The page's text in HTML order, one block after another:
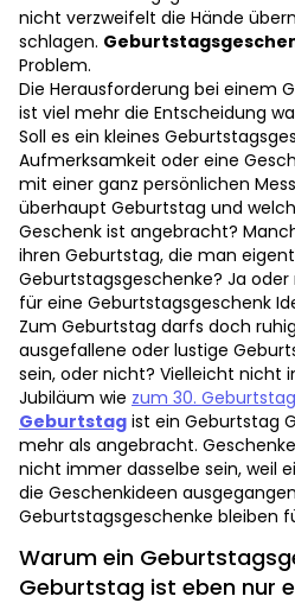
nicht verzweifelt die Hände
schlagen.
Problem.
Die Herausforderung bei einem
ist viel mehr die Entscheidung
Soll es ein kleines
Aufmerksamkeit oder eine
mit einer ganz persönlichen
überhaupt Geburtstag und
Geschenk ist angebracht?
ihren Geburtstag, die man
Geburtstagsgeschenke? Ja
für eine Geburtstagsgeschenk
Zum Geburtstag darfs doch
ausgefallene oder lustige
sein, oder nicht? Vielleicht nicht
Jubiläum wie zum 30. Geburtstag
Geburtstag ist ein Geburtstag
mehr als angebracht.
nicht immer dasselbe sein, weil
die Geschenkideen
Geburtstagsgeschenke bleiben
Warum ein
Geburtstag ist eben nur